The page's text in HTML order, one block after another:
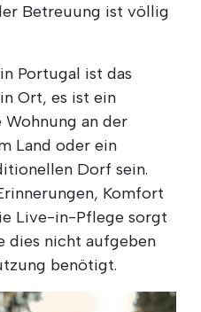
Betreuung ist völlig
Portugal ist das
Ort, es ist ein
Wohnung an der
Land oder ein
Dorf sein.
Komfort
Live-in-Pflege sorgt
dies nicht aufgeben
benötigt.